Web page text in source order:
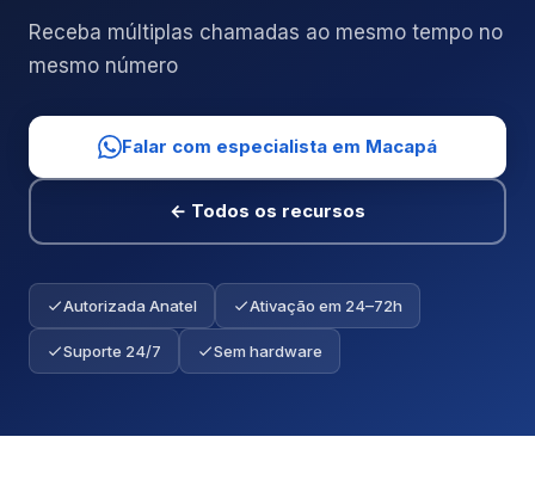
Receba múltiplas chamadas ao mesmo tempo no
mesmo número
Falar com especialista em Macapá
← Todos os recursos
Autorizada Anatel Ativação em 24–72h
Suporte 24/7 Sem hardware